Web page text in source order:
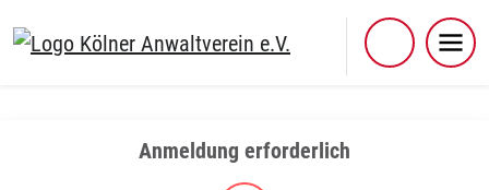
Anmeldung erforderlich